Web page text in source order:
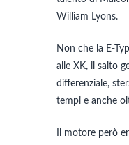
William Lyons.
Non che la E-
alle XK, il salto
differenziale,
tempi e anche
Il motore però